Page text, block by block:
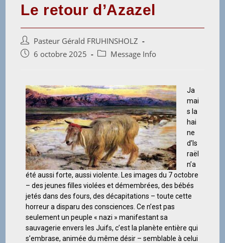
Le retour d’Azazel
Pasteur Gérald FRUHINSHOLZ
6 octobre 2025
Message Info
Ja
mai
s la
hai
ne
d’Is
raël
n’a
été aussi forte, aussi violente. Les images du 7 octobre
– des jeunes filles violées et démembrées, des bébés
jetés dans des fours, des décapitations – toute cette
horreur a disparu des consciences. Ce n’est pas
seulement un peuple « nazi » manifestant sa
sauvagerie envers les Juifs, c’est la planète entière qui
s’embrase, animée du même désir – semblable à celui